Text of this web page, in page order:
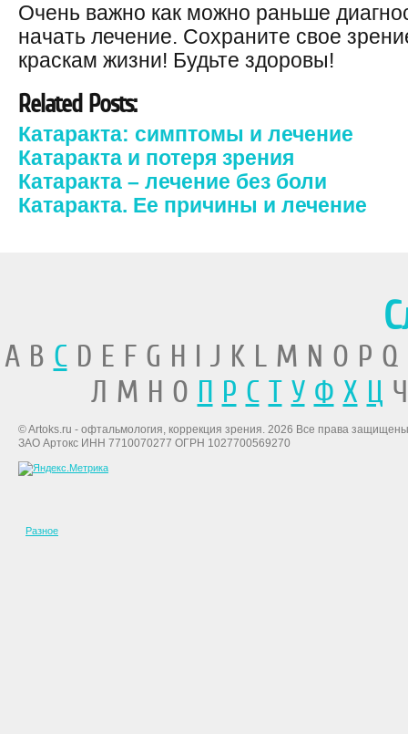
Очень важно как можно раньше
начать лечение. Сохраните свое
краскам жизни! Будьте здоровы!
Related Posts:
Катаракта: симптомы и лечение
Катаракта и потеря зрения
Катаракта – лечение без боли
Катаракта. Ее причины и лечение
A B CD E F G H I J K L M N O P
Л М Н О П Р С Т У Ф Х Ц
© Artoks.ru - офтальмология, коррекция зрения. 2026 Все права
ЗАО Артокс ИНН 7710070277 ОГРН 1027700569270
Разное